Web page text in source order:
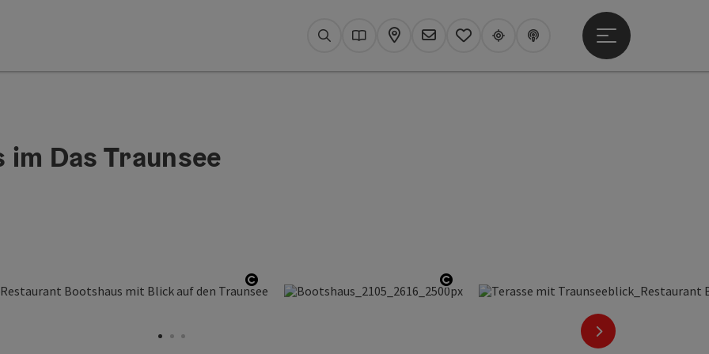
SuchenKataloge
KarteNewsletter
MerkzettelUpperguide
Podcast
Hauptmenü öffnen
Das Traunsee
öffnen Copyright öffnen Copyright öffnen
nächstes Element